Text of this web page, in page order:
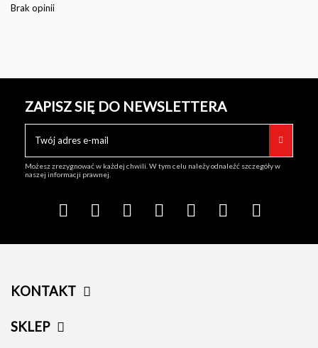
Brak opinii
ZAPISZ SIĘ DO NEWSLETTERA
Możesz zrezygnować w każdej chwili. W tym celu należy odnaleźć szczegóły w
naszej informacji prawnej.
KONTAKT
SKLEP